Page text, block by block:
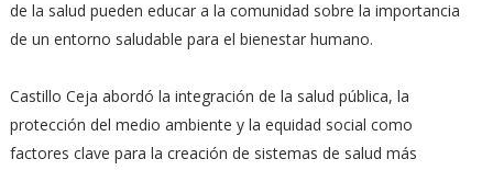
de la salud pueden educar a la comunidad sobre la importancia
de un entorno saludable para el bienestar humano.
Castillo Ceja abordó la integración de la salud pública, la
protección del medio ambiente y la equidad social como
factores clave para la creación de sistemas de salud más